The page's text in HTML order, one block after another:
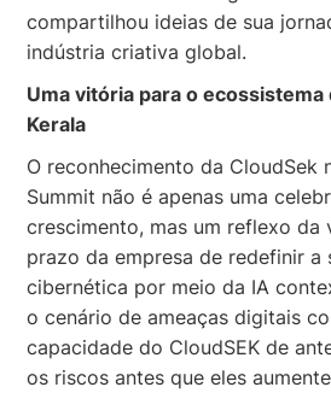
compartilhou ideias de sua
indústria criativa global.
Uma vitória para o
Kerala
O reconhecimento da CloudSek
Summit não é apenas uma
crescimento, mas um reflexo da
prazo da empresa de redefinir a
cibernética por meio da IA
o cenário de ameaças digitais
capacidade do CloudSEK de
os riscos antes que eles